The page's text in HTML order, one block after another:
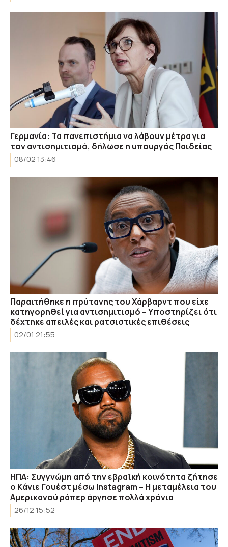
Γερμανία: Τα πανεπιστήμια να λάβουν μέτρα για
τον αντισημιτισμό, δήλωσε η υπουργός Παιδείας
08/02 13:46
Παραιτήθηκε η πρύτανης του Χάρβαρντ που είχε
κατηγορηθεί για αντισημιτισμό – Yποστηρίζει ότι
δέχτηκε απειλές και ρατσιστικές επιθέσεις
02/01 21:55
HΠΑ: Συγγνώμη από την εβραϊκή κοινότητα ζήτησε
ο Kάνιε Γουέστ μέσω Ιnstagram – Η μεταμέλεια του
Αμερικανού ράπερ άργησε πολλά χρόνια
26/12 15:52